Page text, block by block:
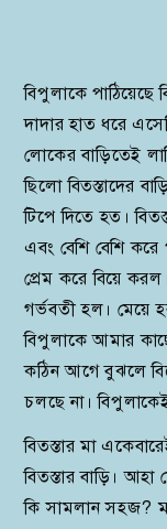
বিপুলাকে পাঠিয়েছে
দাদার হাত ধরে
লোকের বাড়িতেই
ছিলো বিতস্তাদের
টিপে দিতে হত।
এবং বেশি বেশি করে
প্রেম করে বিয়ে
গর্ভবতী হল। মেয়ে
বিপুলাকে আমার
কঠিন আগে বুঝলে
চলছে না।
বিতস্তার মা
বিতস্তার বাড়ি।
কি সামলান সহজ?